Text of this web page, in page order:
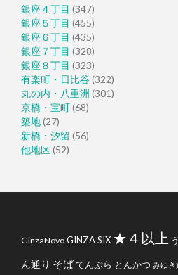
銀座４丁目 (347)
銀座５丁目 (455)
銀座６丁目 (435)
銀座７丁目 (328)
銀座８丁目 (323)
有楽町・日比谷(322)
丸の内・八重洲 (301)
京橋・宝町(68)
築地(27)
新橋・汐留 (56)
他地区(52)
GinzaNovo GINZA SIX ★４以上
ん通り そばてんぷら とんかつ みゆき